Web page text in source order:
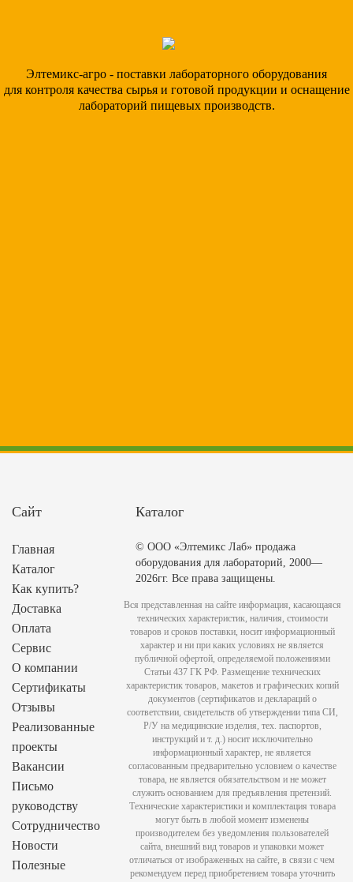
Элтемикс-агро - поставки лабораторного оборудования
для контроля качества сырья и готовой продукции и оснащение
лабораторий пищевых производств.
Сайт
Главная
Каталог
Как купить?
Доставка
Оплата
Сервис
О компании
Сертификаты
Отзывы
Реализованные
проекты
Вакансии
Письмо
руководству
Сотрудничество
Новости
Полезные
Каталог
© ООО «Элтемикс Лаб» продажа
оборудования для лабораторий, 2000—
2026гг. Все права защищены.
Вся представленная на сайте информация, касающаяся
технических характеристик, наличия, стоимости
товаров и сроков поставки, носит информационный
характер и ни при каких условиях не является
публичной офертой, определяемой положениями
Статьи 437 ГК РФ. Размещение технических
характеристик товаров, макетов и графических копий
документов (сертификатов и деклараций о
соответствии, свидетельств об утверждении типа СИ,
Р/У на медицинские изделия, тех. паспортов,
инструкций и т. д.) носит исключительно
информационный характер, не является
согласованным предварительно условием о качестве
товара, не является обязательством и не может
служить основанием для предъявления претензий.
Технические характеристики и комплектация товара
могут быть в любой момент изменены
производителем без уведомления пользователей
сайта, внешний вид товаров и упаковки может
отличаться от изображенных на сайте, в связи с чем
рекомендуем перед приобретением товара уточнить